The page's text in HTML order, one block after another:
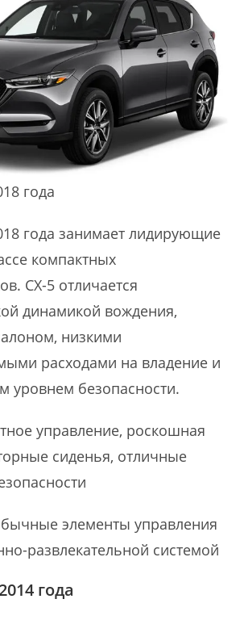
года
года занимает лидирующие
компактных
CX-5 отличается
динамикой вождения,
низкими
расходами на владение и
уровнем безопасности.
управление, роскошная
сиденья, отличные
элементы управления
развлекательной системой
года